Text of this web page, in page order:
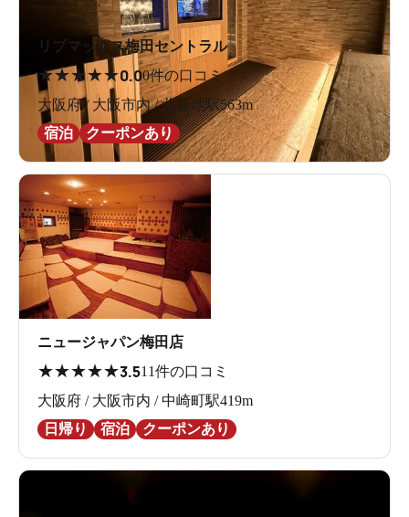
リブマックス梅田セントラル
★★★★★0.00件の口コミ
大阪府 / 大阪市内 / 北新地駅563m
宿泊
クーポンあり
ニュージャパン梅田店
★★★★★3.511件の口コミ
大阪府 / 大阪市内 / 中崎町駅419m
日帰り
宿泊 クーポンあり